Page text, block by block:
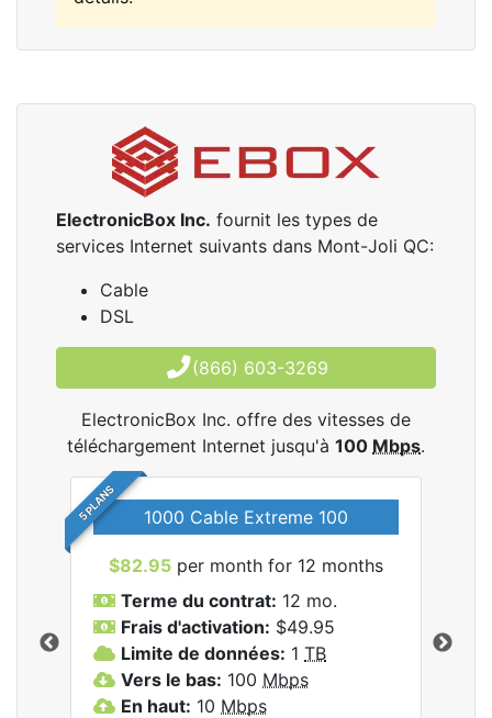
ElectronicBox Inc. fournit les types de
services Internet suivants dans Mont-Joli QC:
Cable
DSL
(866) 603-3269
ElectronicBox Inc. offre des vitesses de
téléchargement Internet jusqu'à 100 Mbps.
5 PLANS 1000 Cable Extreme 100
$82.95 per month for 12 months
Terme du contrat: 12 mo.
Frais d'activation: $49.95
Limite de données: 1 TB
Vers le bas: 100 Mbps
En haut: 10 Mbps